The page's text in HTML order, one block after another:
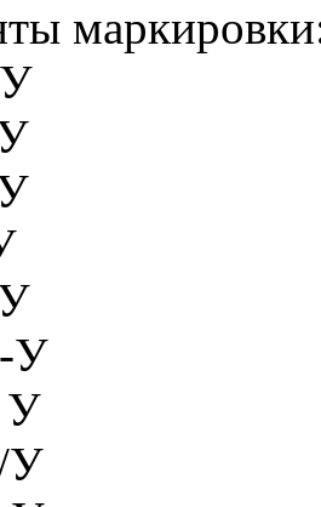
У
У
У